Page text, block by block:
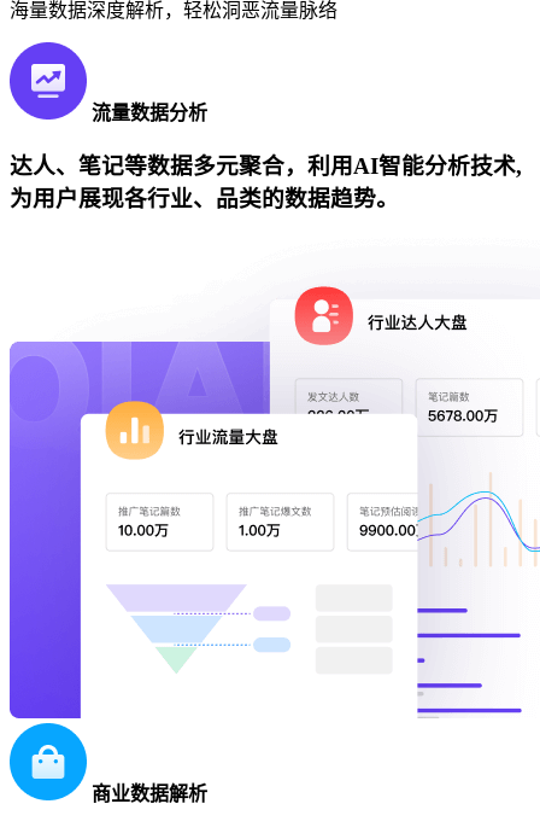
海量数据深度解析，轻松洞恶流量脉络
流量数据分析
达人、笔记等数据多元聚合，利用AI智能分析技术,
为用户展现各行业、品类的数据趋势。
商业数据解析